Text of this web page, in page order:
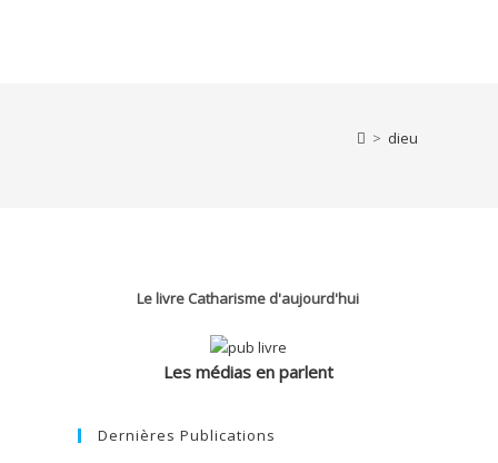
> dieu
Le livre Catharisme d'aujourd'hui
Les médias en parlent
Dernières Publications